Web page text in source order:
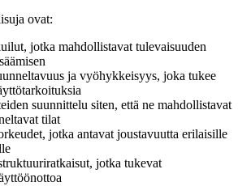
ovat:
jotka mahdollistavat tulevaisuuden
ja vyöhykkeisyys, joka tukee
suunnittelu siten, että ne mahdollistavat
tilat
jotka antavat joustavuutta erilaisille
jotka tukevat